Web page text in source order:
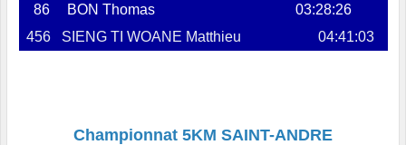
86 BON Thomas
03:28:26
456
SIENG TI WOANE Matthieu 04:41:03
Championnat 5KM SAINT-ANDRE